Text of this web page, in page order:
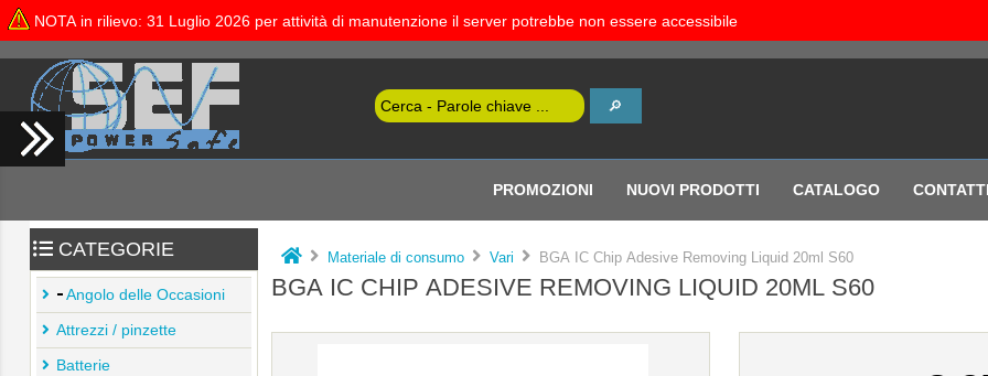
NOTA in rilievo: 31 Luglio 2026 per attività di manutenzione il server potrebbe non essere accessibile
PROMOZIONI NUOVI PRODOTTI CATALOGO CONTATTI
CATEGORIE
Angolo delle Occasioni
Attrezzi / pinzette
Batterie
Materiale di consumo Vari BGA IC Chip Adesive Removing Liquid 20ml S60
BGA IC CHIP ADESIVE REMOVING LIQUID 20ML S60